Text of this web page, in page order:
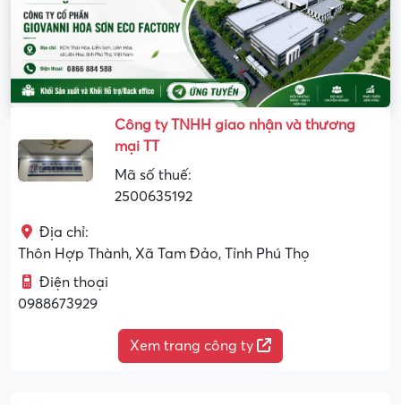
Công ty TNHH giao nhận và thương
mại TT
Mã số thuế:
2500635192
Địa chỉ:
Thôn Hợp Thành, Xã Tam Đảo, Tỉnh Phú Thọ
Điện thoại
0988673929
Xem trang công ty